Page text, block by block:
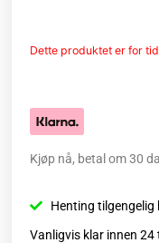
Dette produktet er for
Kjøp nå, betal om 30
Henting tilgengelig
Vanligvis klar innen 24